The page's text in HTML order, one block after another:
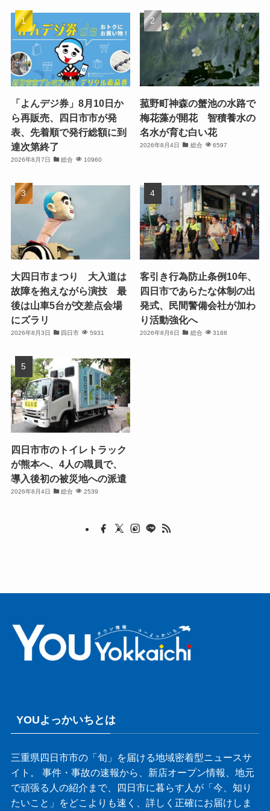
「よんデジ券」8月10日か
ら再販売、四日市市が発
表、先着順で発行総額に到
達次第終了
2026年8月7日 総合 10960
菰野町神森の蟹池の水路で
梅花藻が開花 智積養水の
名水が育む白い花
2026年8月4日 総合 6597
大四日市まつり 大入道は
故障を抱えながら演技 最
後は山車5台が交差点会場
にズラリ
2026年8月3日 四日市 5931
客引き行為防止条例10年、
四日市であらたな体制の出
発式、民間警備会社が加わ
り活動強化へ
2026年8月6日 総合 3188
四日市市のトイレトラック
が熊本へ、4人の職員で、
導入後初の被災地への派遣
2026年8月4日 総合 2539
YOUよっかいちとは
三重県四日市市の「旬」を届ける地域密着型ニュースサ
イト。 事件・事故の速報から、新店オープン情報、地元
で頑張る人の紹介まで、四日市に暮らす人が「今、知り
たいこと」をどこよりも速く、詳しく正確にお届けしま